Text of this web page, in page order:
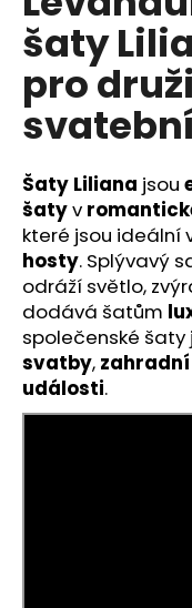
šaty
pro
Šaty Liliana jsou
šatyv
které jsou ideální
hosty. Splývavý
odráží světlo,
dodává šatům
společenské šaty
svatby, zahradní
události.
u
j
e
m
e
DLOUHÉ
SPOLEČENSKÉ
ŽLUTÉ
ŠATY
INGRID
NA
SVATBY
I
PLESY
2
290
Kč